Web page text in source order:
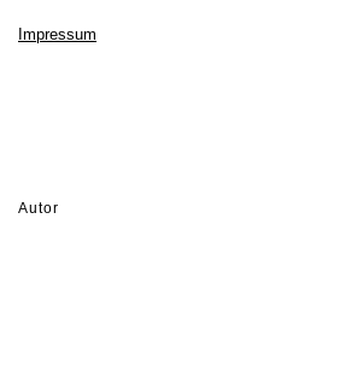
Impressum
Autor